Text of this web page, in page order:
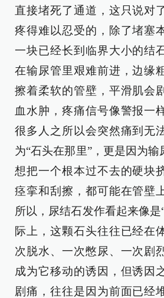
直接堵死了通道，这只说对
疼得难以忍受的，除了堵塞
一块已经长到临界大小的结
在输尿管里艰难前进，边缘
擦着柔软的管壁，平滑肌会
血水肿，疼痛信号像警报一
很多人之所以会突然痛到无
为“石头在那里”，更是因为
想把一个根本过不去的硬块
痉挛和刮擦，都可能在管壁
所以，尿结石发作看起来像是
际上，这颗石头往往已经在
次脱水、一次憋尿、一次剧
成为它移动的诱因，但诱因
剧痛，往往是因为前面已经